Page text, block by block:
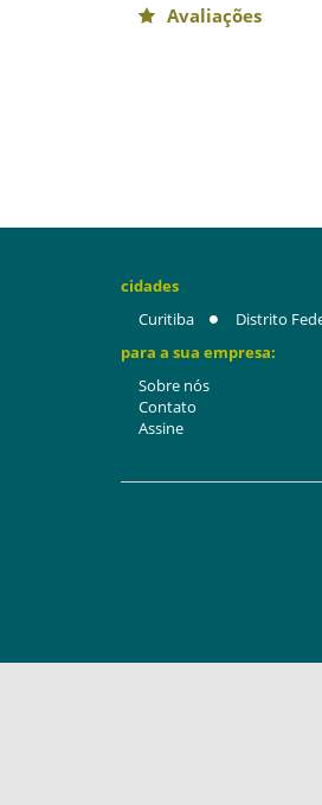
Avaliações
cidades
Curitiba
Distrito
para a sua empresa:
Sobre nós
Contato
Assine